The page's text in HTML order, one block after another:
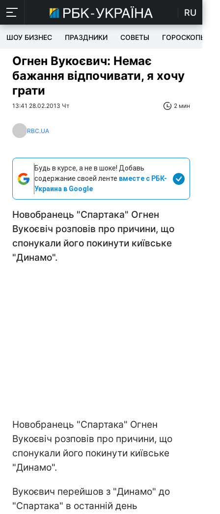
RU
ШОУ БИЗНЕС ПРАЗДНИКИ СОВЕТЫ ГОРОСКОПЫ
Огнен Вукоєвич: Немає
бажання відпочивати, я хочу
грати
13:41 28.02.2013 Чт 2 мин
RBC.UA
Будь в курсе, а не в шоке! Добавь
содержание своей ленте вместе с РБК-
Украина в Google
Новобранець "Спартака" Огнен
Вукоєвіч розповів про причини, що
спонукали його покинути київське
"Динамо".
Новобранець "Спартака" Огнен
Вукоєвіч розповів про причини, що
спонукали його покинути київське
"Динамо".
Вукоєвич перейшов з "Динамо" до
"Спартака" в останній день